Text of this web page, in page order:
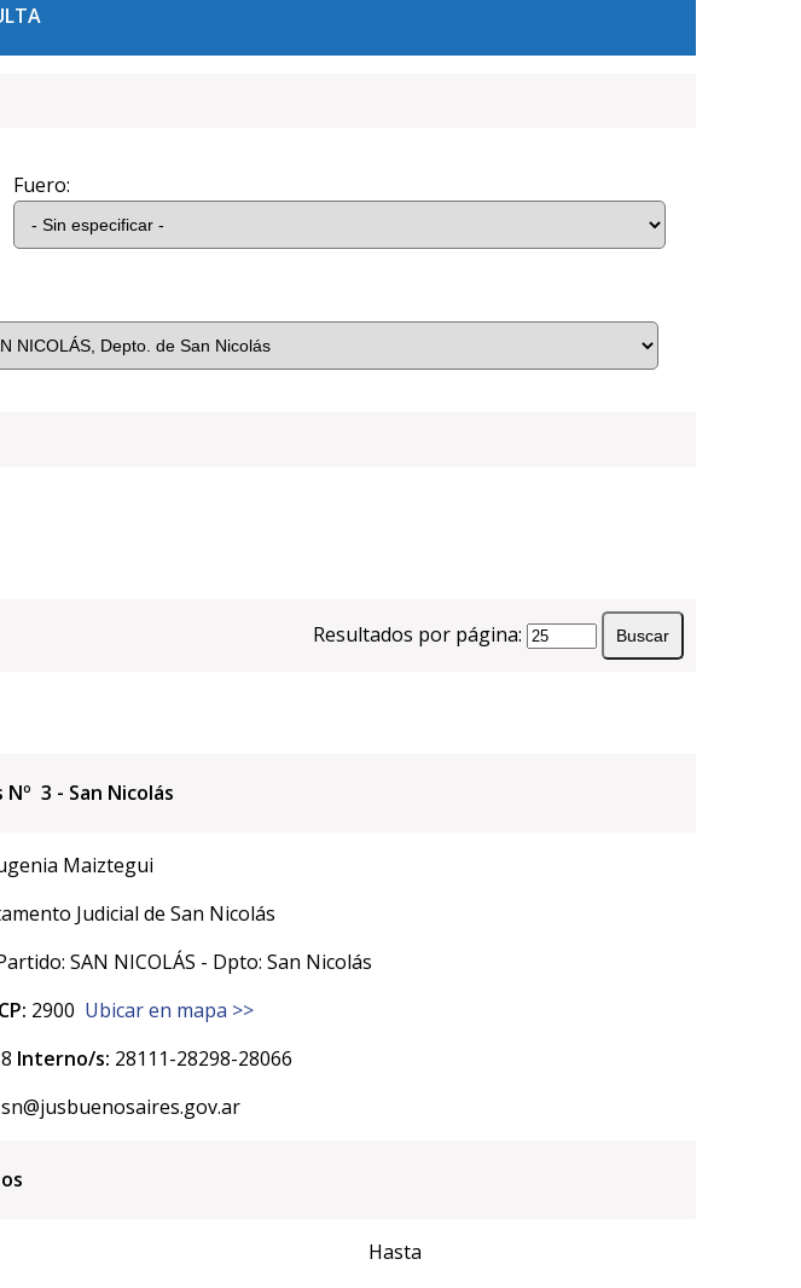
Fuero:
Resultados por página:
3 - San Nicolás
Maiztegui
Judicial de San Nicolás
SAN NICOLÁS - Dpto: San Nicolás
CP: 2900 Ubicar en mapa >>
Interno/s: 28111-28298-28066
Hasta